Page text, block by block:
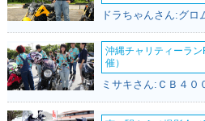
ドラちゃんさん:グロ
沖縄チャリティーラ
催）